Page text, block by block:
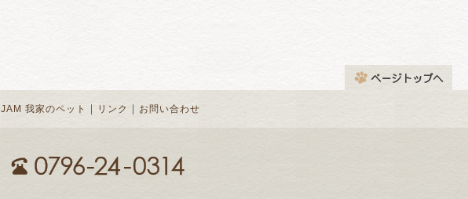
JAM 我家のペット ｜ リンク ｜ お問い合わせ